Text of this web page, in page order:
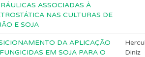
ASSOCIADAS À
NAS CULTURAS DE
E SOJA
DA APLICAÇÃO
EM SOJA PARA O
Diniz